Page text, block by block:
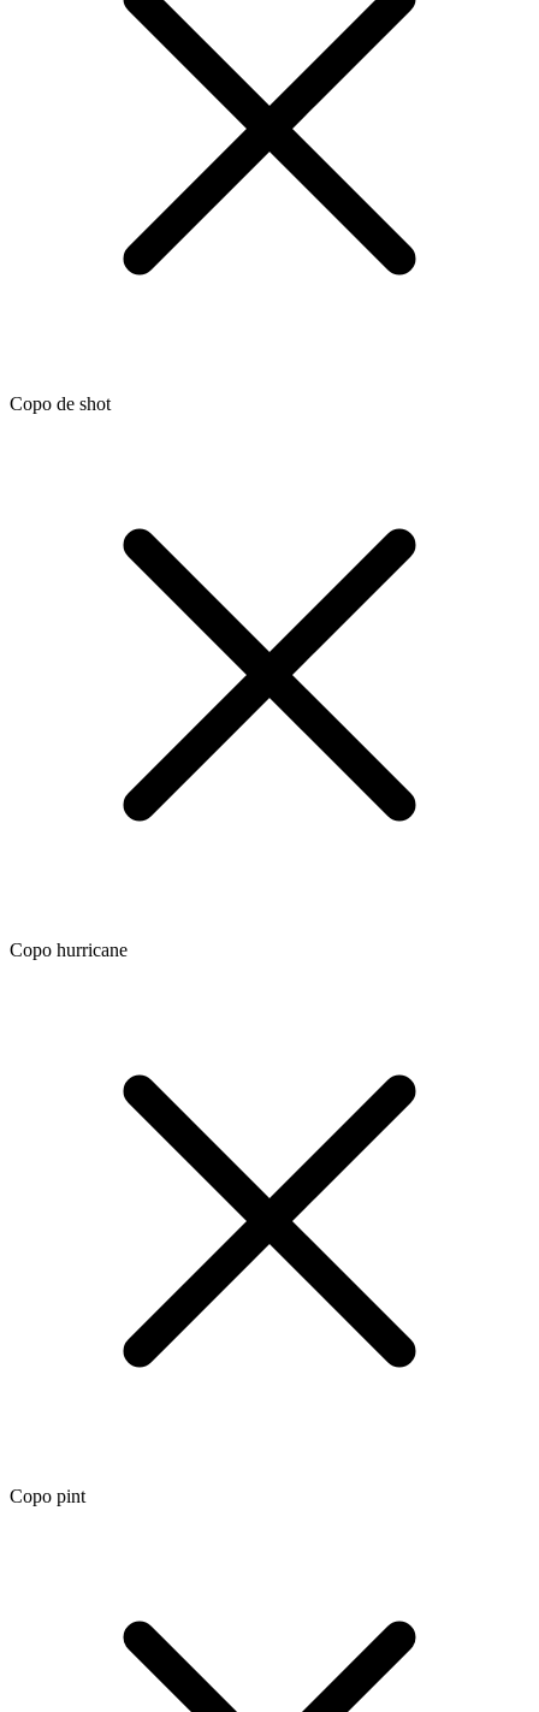
Copo de shot
Copo hurricane
Copo pint